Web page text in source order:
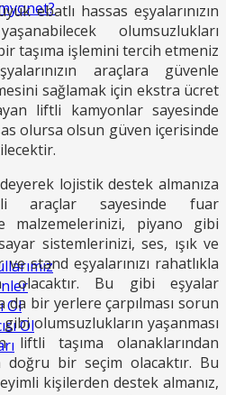
Ol
Ol
ebatlı hassas eşyalarınızın
olumsuzlukları
taşıma işlemini tercih etmeniz
araçlara güvenle
sağlamak için ekstra ücret
liftli kamyonlar sayesinde
olursa olsun güven içerisinde
lojistik destek almanıza
araçlar sayesinde fuar
malzemelerinizi, piyano gibi
sistemlerinizi, ses, ışık ve
stand eşyalarınızı rahatlıkla
olacaktır. Bu gibi eşyalar
da bir yerlere çarpılması sorun
olumsuzlukların yaşanması
liftli taşıma olanaklarından
doğru bir seçim olacaktır. Bu
kişilerden destek almanız,